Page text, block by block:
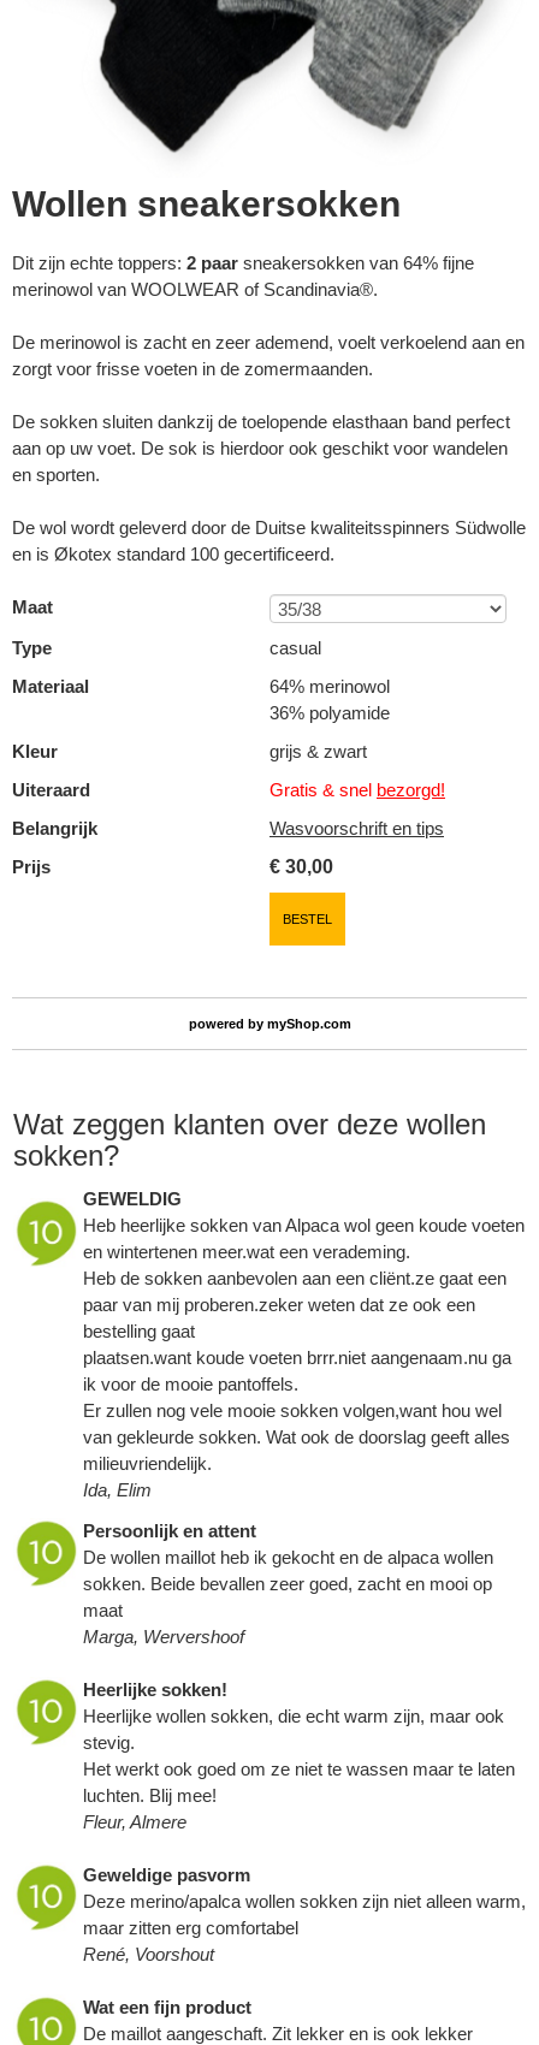
Wollen sneakersokken
Dit zijn echte toppers: 2 paar sneakersokken van 64% fijne
merinowol van WOOLWEAR of Scandinavia®.
De merinowol is zacht en zeer ademend, voelt verkoelend aan en
zorgt voor frisse voeten in de zomermaanden.
De sokken sluiten dankzij de toelopende elasthaan band perfect
aan op uw voet. De sok is hierdoor ook geschikt voor wandelen
en sporten.
De wol wordt geleverd door de Duitse kwaliteitsspinners Südwolle
en is Økotex standard 100 gecertificeerd.
Maat
Type
casual
Materiaal
64% merinowol
36% polyamide
Kleur
grijs & zwart
Uiteraard
Gratis & snel bezorgd!
Belangrijk
Wasvoorschrift en tips
Prijs
€ 30,00
BESTEL
powered by myShop.com
Wat zeggen klanten over deze wollen
sokken?
GEWELDIG
Heb heerlijke sokken van Alpaca wol geen koude voeten
en wintertenen meer.wat een verademing.
Heb de sokken aanbevolen aan een cliënt.ze gaat een
paar van mij proberen.zeker weten dat ze ook een
bestelling gaat
plaatsen.want koude voeten brrr.niet aangenaam.nu ga
ik voor de mooie pantoffels.
Er zullen nog vele mooie sokken volgen,want hou wel
van gekleurde sokken. Wat ook de doorslag geeft alles
milieuvriendelijk.
Ida, Elim
Persoonlijk en attent
De wollen maillot heb ik gekocht en de alpaca wollen
sokken. Beide bevallen zeer goed, zacht en mooi op
maat
Marga, Wervershoof
Heerlijke sokken!
Heerlijke wollen sokken, die echt warm zijn, maar ook
stevig.
Het werkt ook goed om ze niet te wassen maar te laten
luchten. Blij mee!
Fleur, Almere
Geweldige pasvorm
Deze merino/apalca wollen sokken zijn niet alleen warm,
maar zitten erg comfortabel
René, Voorshout
Wat een fijn product
De maillot aangeschaft. Zit lekker en is ook lekker